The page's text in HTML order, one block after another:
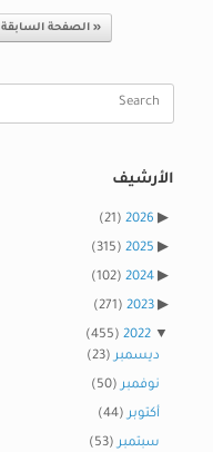
Post navigation« الصفحة السابقة
Search
الأرشيف
2026
(21)
2025
(315)
2024
(102)
2023
(271)
2022
(455)
ديسمبر(23)
نوفمبر(50)
أكتوبر(44)
سبتمبر(53)